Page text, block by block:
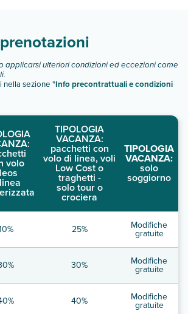
applicarsi ulteriori condizioni ed eccezioni come
nella sezione "Info precontrattuali e condizioni
volo
TIPOLOGIA
VACANZA:
pacchetti con
volo di linea, voli
Low Cost o
traghetti -
solo tour o
crociera
TIPOLOGIA
VACANZA:
solo
soggiorno
25% Modifiche
gratuite
30% Modifiche
gratuite
40% Modifiche
gratuite